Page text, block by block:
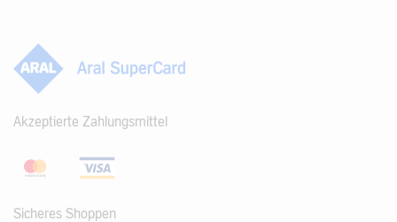
Akzeptierte Zahlungsmittel
Sicheres Shoppen